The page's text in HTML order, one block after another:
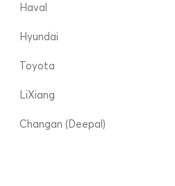
Haval
Hyundai
Toyota
LiXiang
Changan (Deepal)